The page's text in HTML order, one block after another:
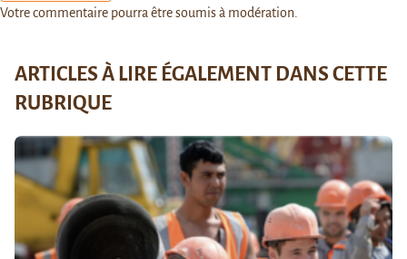
Votre commentaire pourra être soumis à modération.
ARTICLES À LIRE ÉGALEMENT DANS CETTE
RUBRIQUE